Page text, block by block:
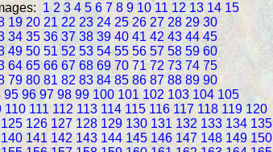
1 2 3 4 5 6 7 8 9 10 11 12 13 14 15
19 20 21 22 23 24 25 26 27 28 29 30
34 35 36 37 38 39 40 41 42 43 44 45
49 50 51 52 53 54 55 56 57 58 59 60
64 65 66 67 68 69 70 71 72 73 74 75
79 80 81 82 83 84 85 86 87 88 89 90
95 96 97 98 99 100 101 102 103 104 105
110 111 112 113 114 115 116 117 118 119 120
125 126 127 128 129 130 131 132 133 134 135
140 141 142 143 144 145 146 147 148 149 150